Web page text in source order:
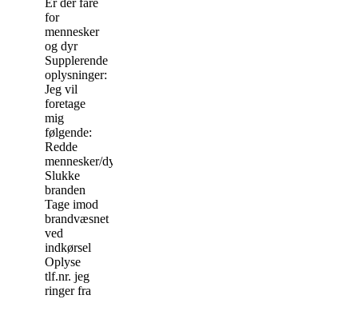
for
mennesker
og dyr
Supplerende
oplysninger:
Jeg vil
foretage
mig
følgende:
Redde
mennesker/dyr
Slukke
branden
Tage imod
brandvæsnet
ved
indkørsel
Oplyse
tlf.nr. jeg
ringer fra